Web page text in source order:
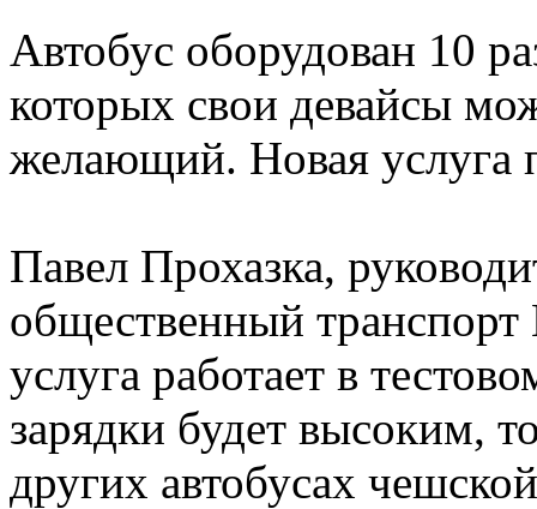
Автобус оборудован 10
которых свои девайсы
желающий. Новая услуга
Павел Прохазка,
общественный
услуга работает в
зарядки будет высоким,
других автобусах